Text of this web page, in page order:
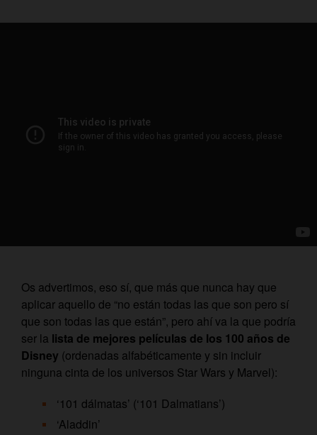
Os advertimos, eso sí, que más que nunca hay que
aplicar aquello de “no están todas las que son pero sí
que son todas las que están”, pero ahí va la que podría
ser la lista de mejores películas de los 100 años de
Disney (ordenadas alfabéticamente y sin incluir
ninguna cinta de los universos Star Wars y Marvel):
‘101 dálmatas’ (‘101 Dalmatians’)
‘Aladdin’